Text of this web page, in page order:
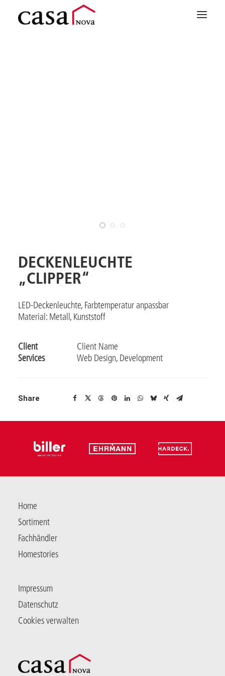
DECKENLEUCHTE
„CLIPPER“
LED-Deckenleuchte, Farbtemperatur anpassbar
Material: Metall, Kunststoff
Client
Client Name
Services
Web Design, Development
Share
Home
Sortiment
Fachhändler
Homestories
Impressum
Datenschutz
Cookies verwalten